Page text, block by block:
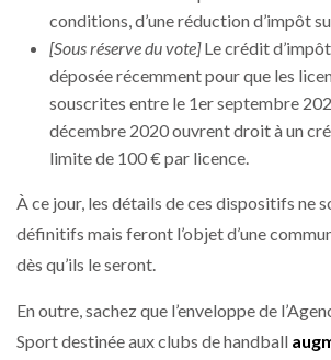
conditions, d’une réduction d’impôt
[Sous réserve du vote] Le crédit d’impôt
déposée récemment pour que les
souscrites entre le 1er septembre
décembre 2020 ouvrent droit à un
limite de 100 € par licence.
À ce jour, les détails de ces dispositifs ne
définitifs mais feront l’objet d’une
dès qu’ils le seront.
En outre, sachez que l’enveloppe de
Sport destinée aux clubs de handball